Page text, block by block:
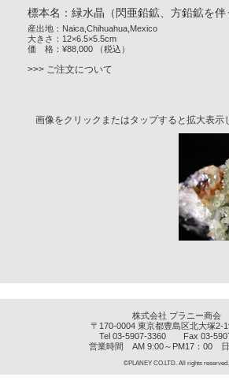
標本名：緑水晶（閃亜鉛鉱、方鉛鉱を
産出地：Naica,Chihuahua,Mexico
大きさ：12×6.5×5.5cm
価 格：¥88,000 （税込）
>>> ご注文について
画像をクリックまたはタップすると拡大表示
株式会社 プラニー商会
〒170-0004 東京都豊島区北大塚2-
Tel 03-5907-3360 Fax 03-
営業時間 AM 9:00～PM17：00
©PLANEY CO.LTD. All rights reserved.